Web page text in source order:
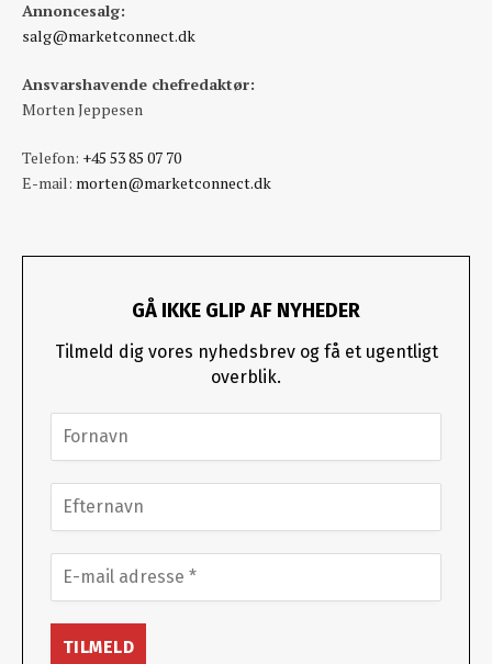
Annoncesalg:
salg@marketconnect.dk
Ansvarshavende chefredaktør:
Morten Jeppesen
Telefon: +45 53 85 07 70
E-mail: morten@marketconnect.dk
GÅ IKKE GLIP AF NYHEDER
Tilmeld dig vores nyhedsbrev og få et ugentligt
overblik.